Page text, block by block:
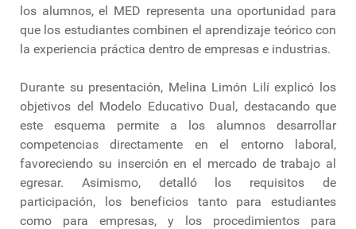
los alumnos, el MED representa una oportunidad para
que los estudiantes combinen el aprendizaje teórico con
la experiencia práctica dentro de empresas e industrias.
Durante su presentación, Melina Limón Lilí explicó los
objetivos del Modelo Educativo Dual, destacando que
este esquema permite a los alumnos desarrollar
competencias directamente en el entorno laboral,
favoreciendo su inserción en el mercado de trabajo al
egresar. Asimismo, detalló los requisitos de
participación, los beneficios tanto para estudiantes
como para empresas, y los procedimientos para